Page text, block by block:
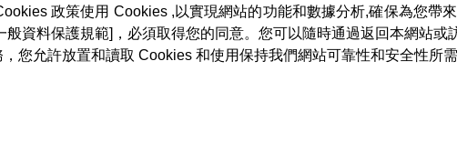
，13:00~18:00
號6樓
帝舵表
錶款搜尋
政策使用 Cookies ,以實現網站的功能和數據分析,確保為您帶
般資料保護規範]，必須取得您的同意。您可以隨時通過返回本網站或
您允許放置和讀取 Cookies 和使用保持我們網站可靠性和安全性所需